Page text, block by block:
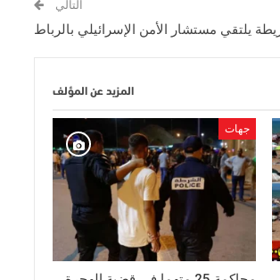
التالي
يلتقي مستشار الأمن الإسرائيلي بالرباط
المزيد عن المؤلف
جهات